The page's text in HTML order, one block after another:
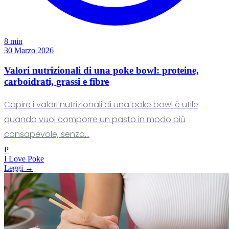
8 min
30 Marzo 2026
Valori nutrizionali di una poke bowl: proteine,
carboidrati, grassi e fibre
Capire i valori nutrizionali di una poke bowl è utile
quando vuoi comporre un pasto in modo più
consapevole, senza...
P
I Love Poke
Leggi →